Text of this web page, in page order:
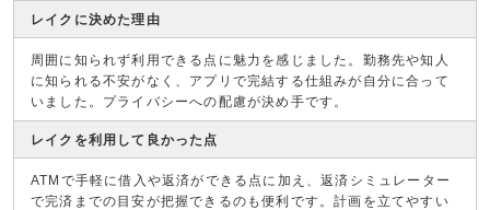
レイクに決めた理由
周囲に知られず利用できる点に魅力を感じました。勤務先や知人
に知られる不安がなく、アプリで完結する仕組みが自分に合って
いました。プライバシーへの配慮が決め手です。
レイクを利用して良かった点
ATMで手軽に借入や返済ができる点に加え、返済シミュレーター
で完済までの目安が把握できるのも便利です。計画を立てやすい